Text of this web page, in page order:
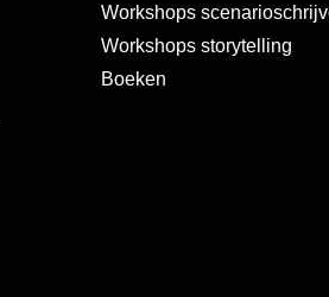
Workshops
Workshops storytelling
Boeken